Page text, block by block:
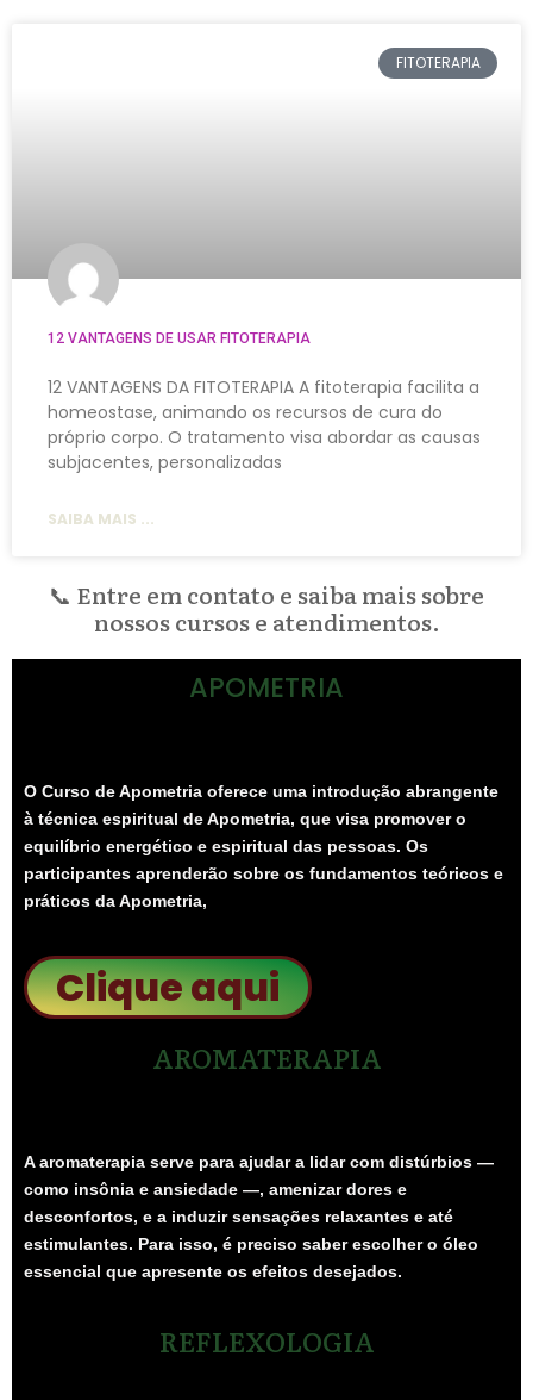
FITOTERAPIA
12 VANTAGENS DE USAR FITOTERAPIA
12 VANTAGENS DA FITOTERAPIA A fitoterapia facilita a
homeostase, animando os recursos de cura do
próprio corpo. O tratamento visa abordar as causas
subjacentes, personalizadas
SAIBA MAIS ...
📞 Entre em contato e saiba mais sobre
nossos cursos e atendimentos.
APOMETRIA
O Curso de Apometria oferece uma introdução abrangente
à técnica espiritual de Apometria, que visa promover o
equilíbrio energético e espiritual das pessoas. Os
participantes aprenderão sobre os fundamentos teóricos e
práticos da Apometria,
Clique aqui
AROMATERAPIA
A aromaterapia serve para ajudar a lidar com distúrbios —
como insônia e ansiedade —, amenizar dores e
desconfortos, e a induzir sensações relaxantes e até
estimulantes. Para isso, é preciso saber escolher o óleo
essencial que apresente os efeitos desejados.
REFLEXOLOGIA